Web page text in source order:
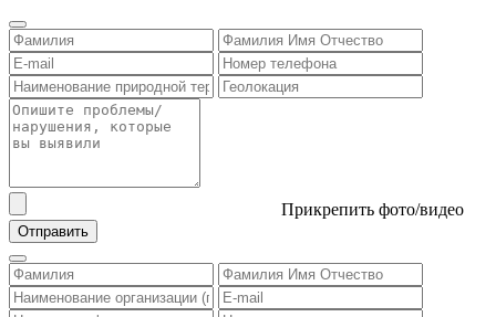
Прикрепить фото/видео
Отправить